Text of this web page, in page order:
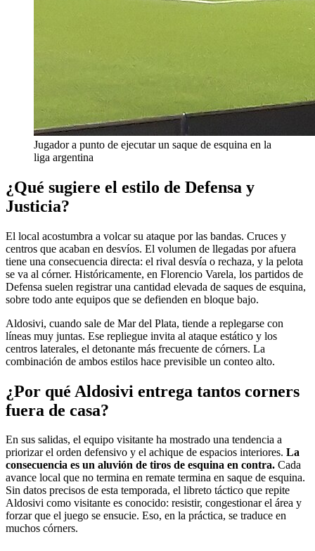
Jugador a punto de ejecutar un saque de esquina en la
liga argentina
¿Qué sugiere el estilo de Defensa y
Justicia?
El local acostumbra a volcar su ataque por las bandas. Cruces y
centros que acaban en desvíos. El volumen de llegadas por afuera
tiene una consecuencia directa: el rival desvía o rechaza, y la pelota
se va al córner. Históricamente, en Florencio Varela, los partidos de
Defensa suelen registrar una cantidad elevada de saques de esquina,
sobre todo ante equipos que se defienden en bloque bajo.
Aldosivi, cuando sale de Mar del Plata, tiende a replegarse con
líneas muy juntas. Ese repliegue invita al ataque estático y los
centros laterales, el detonante más frecuente de córners. La
combinación de ambos estilos hace previsible un conteo alto.
¿Por qué Aldosivi entrega tantos corners
fuera de casa?
En sus salidas, el equipo visitante ha mostrado una tendencia a
priorizar el orden defensivo y el achique de espacios interiores. La
consecuencia es un aluvión de tiros de esquina en contra. Cada
avance local que no termina en remate termina en saque de esquina.
Sin datos precisos de esta temporada, el libreto táctico que repite
Aldosivi como visitante es conocido: resistir, congestionar el área y
forzar que el juego se ensucie. Eso, en la práctica, se traduce en
muchos córners.